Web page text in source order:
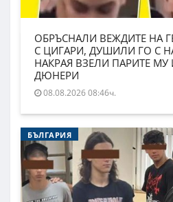
ОБРЪСНАЛИ ВЕЖДИТЕ НА
С ЦИГАРИ, ДУШИЛИ ГО С
НАКРАЯ ВЗЕЛИ ПАРИТЕ
ДЮНЕРИ
08.08.2026 08:46ч.
БЪЛГАРИЯ